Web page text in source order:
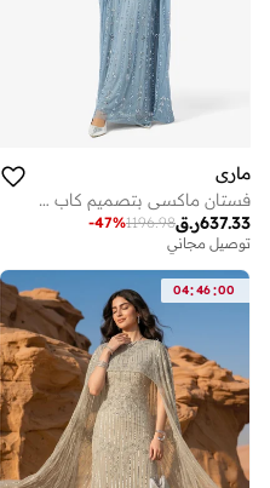
ماري
فستان ماكسي بتصميم كاب مزخرف
ر.ق637.33
1196.98
-47%
توصيل مجاني
04:46:00